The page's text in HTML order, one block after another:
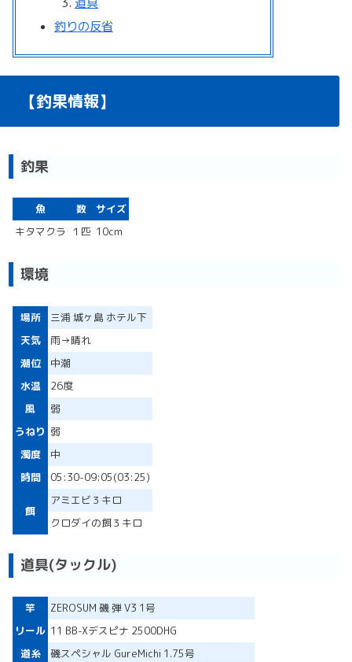
釣りの反省
【釣果情報】
釣果
魚 数
サイズ
キタマクラ
１匹 10cm
環境
場所
三浦 城ヶ島 ホテル下
天気
雨→晴れ
潮位
中潮
水温
26度
風
弱
うねり 弱
濁度
中
時間
05:30-09:05(03:25)
餌
アミエビ３キロ
クロダイの餌３キロ
道具(タックル)
竿
ZEROSUM 磯 弾 V3 1号
リール 11 BB-Xデスピナ 2500DHG
道糸
磯スペシャル GureMichi 1.75号